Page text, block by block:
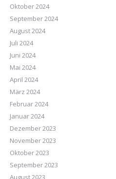
Oktober 2024
September 2024
August 2024
Juli 2024
Juni 2024
Mai 2024
April 2024
März 2024
Februar 2024
Januar 2024
Dezember 2023
November 2023
Oktober 2023
September 2023
August 2023